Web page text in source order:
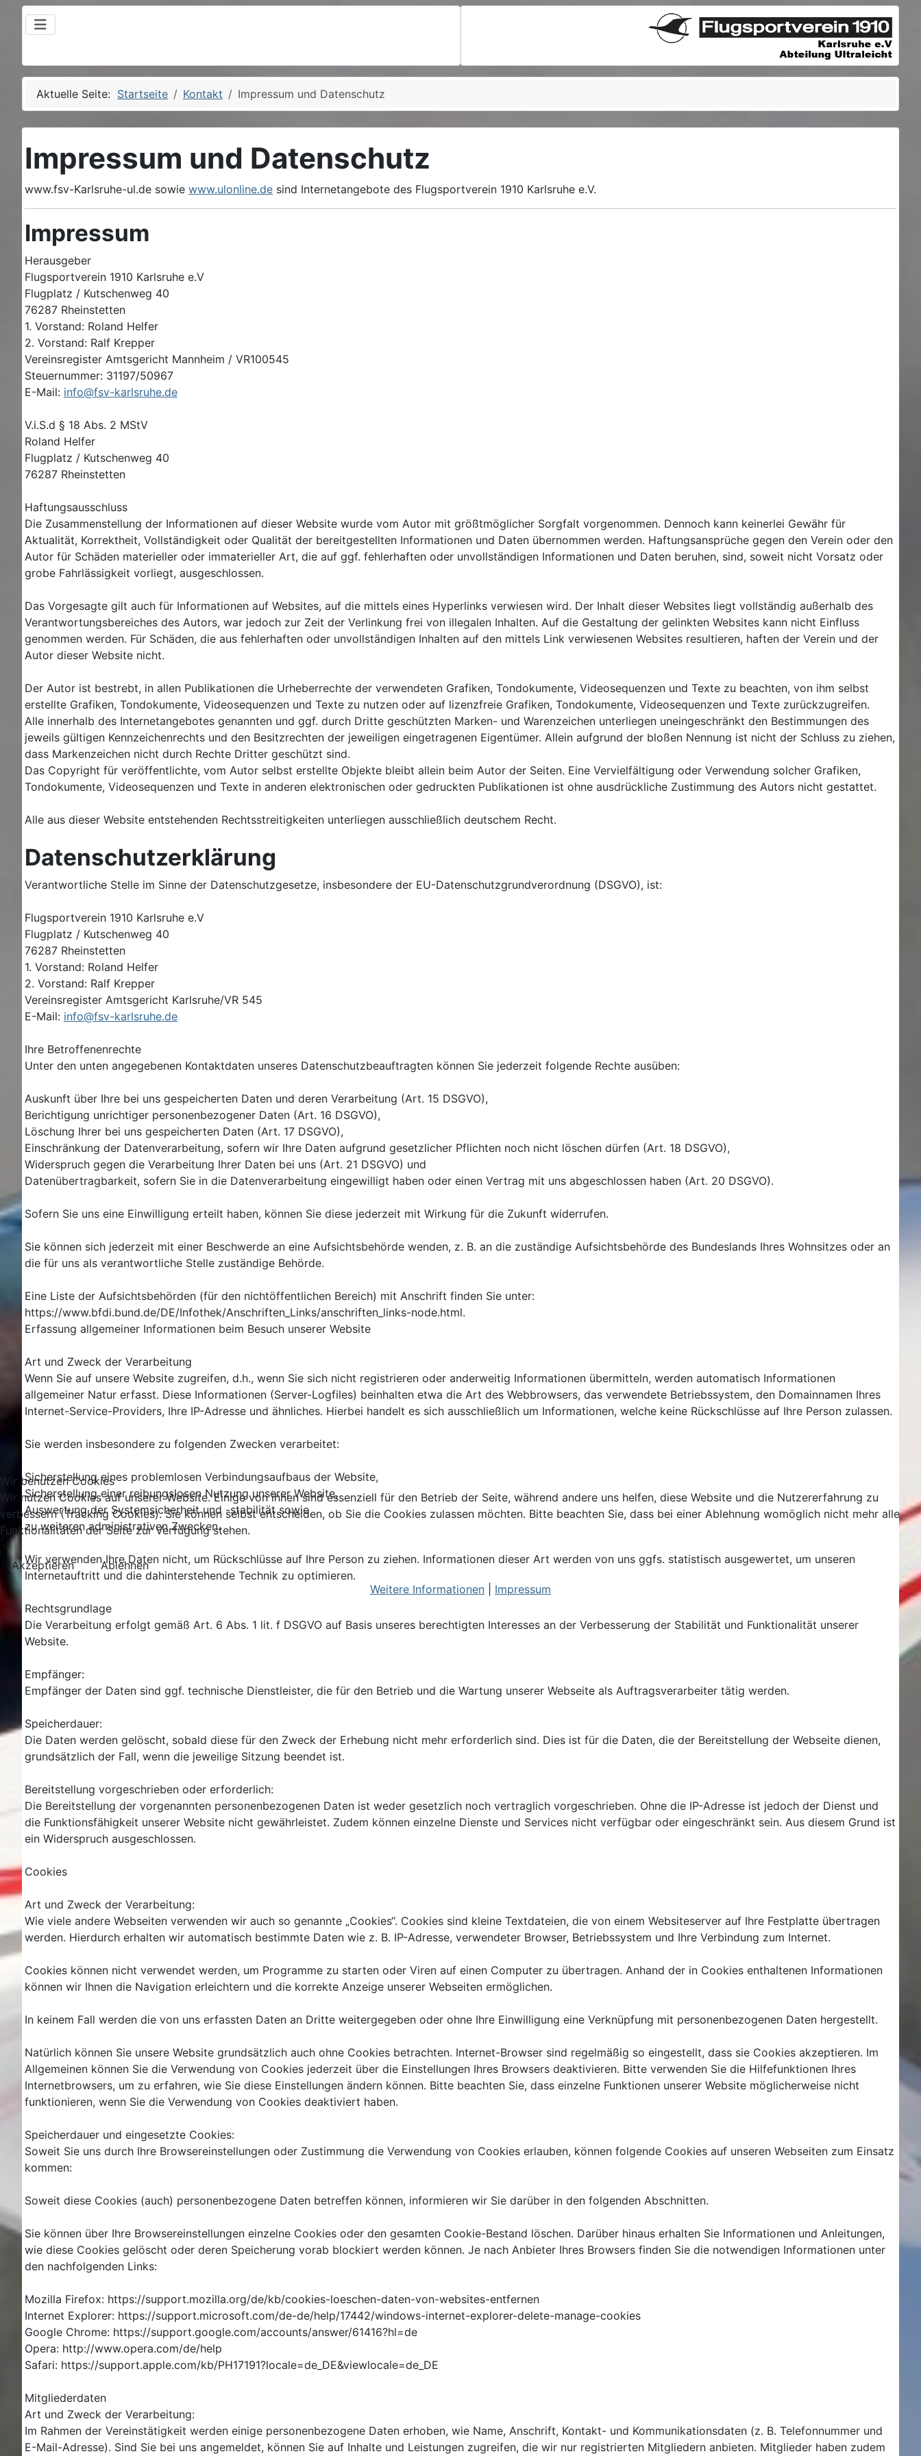
Aktuelle Seite: Startseite Kontakt Impressum und Datenschutz
Impressum und Datenschutz
www.fsv-Karlsruhe-ul.de sowie www.ulonline.de sind Internetangebote des Flugsportverein 1910 Karlsruhe e.V.
Impressum
Herausgeber
Flugsportverein 1910 Karlsruhe e.V
Flugplatz / Kutschenweg 40
76287 Rheinstetten
1. Vorstand: Roland Helfer
2. Vorstand: Ralf Krepper
Vereinsregister Amtsgericht Mannheim / VR100545
Steuernummer: 31197/50967
E-Mail: info@fsv-karlsruhe.de
V.i.S.d § 18 Abs. 2 MStV
Roland Helfer
Flugplatz / Kutschenweg 40
76287 Rheinstetten
Haftungsausschluss
Die Zusammenstellung der Informationen auf dieser Website wurde vom Autor mit größtmöglicher Sorgfalt vorgenommen. Dennoch kann keinerlei Gewähr für
Aktualität, Korrektheit, Vollständigkeit oder Qualität der bereitgestellten Informationen und Daten übernommen werden. Haftungsansprüche gegen den Verein oder den
Autor für Schäden materieller oder immaterieller Art, die auf ggf. fehlerhaften oder unvollständigen Informationen und Daten beruhen, sind, soweit nicht Vorsatz oder
grobe Fahrlässigkeit vorliegt, ausgeschlossen.
Das Vorgesagte gilt auch für Informationen auf Websites, auf die mittels eines Hyperlinks verwiesen wird. Der Inhalt dieser Websites liegt vollständig außerhalb des
Verantwortungsbereiches des Autors, war jedoch zur Zeit der Verlinkung frei von illegalen Inhalten. Auf die Gestaltung der gelinkten Websites kann nicht Einfluss
genommen werden. Für Schäden, die aus fehlerhaften oder unvollständigen Inhalten auf den mittels Link verwiesenen Websites resultieren, haften der Verein und der
Autor dieser Website nicht.
Der Autor ist bestrebt, in allen Publikationen die Urheberrechte der verwendeten Grafiken, Tondokumente, Videosequenzen und Texte zu beachten, von ihm selbst
erstellte Grafiken, Tondokumente, Videosequenzen und Texte zu nutzen oder auf lizenzfreie Grafiken, Tondokumente, Videosequenzen und Texte zurückzugreifen.
Alle innerhalb des Internetangebotes genannten und ggf. durch Dritte geschützten Marken- und Warenzeichen unterliegen uneingeschränkt den Bestimmungen des
jeweils gültigen Kennzeichenrechts und den Besitzrechten der jeweiligen eingetragenen Eigentümer. Allein aufgrund der bloßen Nennung ist nicht der Schluss zu ziehen,
dass Markenzeichen nicht durch Rechte Dritter geschützt sind.
Das Copyright für veröffentlichte, vom Autor selbst erstellte Objekte bleibt allein beim Autor der Seiten. Eine Vervielfältigung oder Verwendung solcher Grafiken,
Tondokumente, Videosequenzen und Texte in anderen elektronischen oder gedruckten Publikationen ist ohne ausdrückliche Zustimmung des Autors nicht gestattet.
Alle aus dieser Website entstehenden Rechtsstreitigkeiten unterliegen ausschließlich deutschem Recht.
Datenschutzerklärung
Verantwortliche Stelle im Sinne der Datenschutzgesetze, insbesondere der EU-Datenschutzgrundverordnung (DSGVO), ist:
Flugsportverein 1910 Karlsruhe e.V
Flugplatz / Kutschenweg 40
76287 Rheinstetten
1. Vorstand: Roland Helfer
2. Vorstand: Ralf Krepper
Vereinsregister Amtsgericht Karlsruhe/VR 545
E-Mail: info@fsv-karlsruhe.de
Ihre Betroffenenrechte
Unter den unten angegebenen Kontaktdaten unseres Datenschutzbeauftragten können Sie jederzeit folgende Rechte ausüben:
Auskunft über Ihre bei uns gespeicherten Daten und deren Verarbeitung (Art. 15 DSGVO),
Berichtigung unrichtiger personenbezogener Daten (Art. 16 DSGVO),
Löschung Ihrer bei uns gespeicherten Daten (Art. 17 DSGVO),
Einschränkung der Datenverarbeitung, sofern wir Ihre Daten aufgrund gesetzlicher Pflichten noch nicht löschen dürfen (Art. 18 DSGVO),
Widerspruch gegen die Verarbeitung Ihrer Daten bei uns (Art. 21 DSGVO) und
Datenübertragbarkeit, sofern Sie in die Datenverarbeitung eingewilligt haben oder einen Vertrag mit uns abgeschlossen haben (Art. 20 DSGVO).
Sofern Sie uns eine Einwilligung erteilt haben, können Sie diese jederzeit mit Wirkung für die Zukunft widerrufen.
Sie können sich jederzeit mit einer Beschwerde an eine Aufsichtsbehörde wenden, z. B. an die zuständige Aufsichtsbehörde des Bundeslands Ihres Wohnsitzes oder an
die für uns als verantwortliche Stelle zuständige Behörde.
Eine Liste der Aufsichtsbehörden (für den nichtöffentlichen Bereich) mit Anschrift finden Sie unter:
https://www.bfdi.bund.de/DE/Infothek/Anschriften_Links/anschriften_links-node.html.
Erfassung allgemeiner Informationen beim Besuch unserer Website
Art und Zweck der Verarbeitung
Wenn Sie auf unsere Website zugreifen, d.h., wenn Sie sich nicht registrieren oder anderweitig Informationen übermitteln, werden automatisch Informationen
allgemeiner Natur erfasst. Diese Informationen (Server-Logfiles) beinhalten etwa die Art des Webbrowsers, das verwendete Betriebssystem, den Domainnamen Ihres
Internet-Service-Providers, Ihre IP-Adresse und ähnliches. Hierbei handelt es sich ausschließlich um Informationen, welche keine Rückschlüsse auf Ihre Person zulassen.
Sie werden insbesondere zu folgenden Zwecken verarbeitet:
Sicherstellung eines problemlosen Verbindungsaufbaus der Website,
Sicherstellung einer reibungslosen Nutzung unserer Website,
Auswertung der Systemsicherheit und -stabilität sowie
zu weiteren administrativen Zwecken.
Wir verwenden Ihre Daten nicht, um Rückschlüsse auf Ihre Person zu ziehen. Informationen dieser Art werden von uns ggfs. statistisch ausgewertet, um unseren
Internetauftritt und die dahinterstehende Technik zu optimieren.
Rechtsgrundlage
Die Verarbeitung erfolgt gemäß Art. 6 Abs. 1 lit. f DSGVO auf Basis unseres berechtigten Interesses an der Verbesserung der Stabilität und Funktionalität unserer
Website.
Empfänger:
Empfänger der Daten sind ggf. technische Dienstleister, die für den Betrieb und die Wartung unserer Webseite als Auftragsverarbeiter tätig werden.
Speicherdauer:
Die Daten werden gelöscht, sobald diese für den Zweck der Erhebung nicht mehr erforderlich sind. Dies ist für die Daten, die der Bereitstellung der Webseite dienen,
grundsätzlich der Fall, wenn die jeweilige Sitzung beendet ist.
Bereitstellung vorgeschrieben oder erforderlich:
Die Bereitstellung der vorgenannten personenbezogenen Daten ist weder gesetzlich noch vertraglich vorgeschrieben. Ohne die IP-Adresse ist jedoch der Dienst und
die Funktionsfähigkeit unserer Website nicht gewährleistet. Zudem können einzelne Dienste und Services nicht verfügbar oder eingeschränkt sein. Aus diesem Grund ist
ein Widerspruch ausgeschlossen.
Cookies
Art und Zweck der Verarbeitung:
Wie viele andere Webseiten verwenden wir auch so genannte „Cookies“. Cookies sind kleine Textdateien, die von einem Websiteserver auf Ihre Festplatte übertragen
werden. Hierdurch erhalten wir automatisch bestimmte Daten wie z. B. IP-Adresse, verwendeter Browser, Betriebssystem und Ihre Verbindung zum Internet.
Cookies können nicht verwendet werden, um Programme zu starten oder Viren auf einen Computer zu übertragen. Anhand der in Cookies enthaltenen Informationen
können wir Ihnen die Navigation erleichtern und die korrekte Anzeige unserer Webseiten ermöglichen.
In keinem Fall werden die von uns erfassten Daten an Dritte weitergegeben oder ohne Ihre Einwilligung eine Verknüpfung mit personenbezogenen Daten hergestellt.
Natürlich können Sie unsere Website grundsätzlich auch ohne Cookies betrachten. Internet-Browser sind regelmäßig so eingestellt, dass sie Cookies akzeptieren. Im
Allgemeinen können Sie die Verwendung von Cookies jederzeit über die Einstellungen Ihres Browsers deaktivieren. Bitte verwenden Sie die Hilfefunktionen Ihres
Internetbrowsers, um zu erfahren, wie Sie diese Einstellungen ändern können. Bitte beachten Sie, dass einzelne Funktionen unserer Website möglicherweise nicht
funktionieren, wenn Sie die Verwendung von Cookies deaktiviert haben.
Speicherdauer und eingesetzte Cookies:
Soweit Sie uns durch Ihre Browsereinstellungen oder Zustimmung die Verwendung von Cookies erlauben, können folgende Cookies auf unseren Webseiten zum Einsatz
kommen:
Soweit diese Cookies (auch) personenbezogene Daten betreffen können, informieren wir Sie darüber in den folgenden Abschnitten.
Sie können über Ihre Browsereinstellungen einzelne Cookies oder den gesamten Cookie-Bestand löschen. Darüber hinaus erhalten Sie Informationen und Anleitungen,
wie diese Cookies gelöscht oder deren Speicherung vorab blockiert werden können. Je nach Anbieter Ihres Browsers finden Sie die notwendigen Informationen unter
den nachfolgenden Links:
Mozilla Firefox: https://support.mozilla.org/de/kb/cookies-loeschen-daten-von-websites-entfernen
Internet Explorer: https://support.microsoft.com/de-de/help/17442/windows-internet-explorer-delete-manage-cookies
Google Chrome: https://support.google.com/accounts/answer/61416?hl=de
Opera: http://www.opera.com/de/help
Safari: https://support.apple.com/kb/PH17191?locale=de_DE&viewlocale=de_DE
Mitgliederdaten
Art und Zweck der Verarbeitung:
Im Rahmen der Vereinstätigkeit werden einige personenbezogene Daten erhoben, wie Name, Anschrift, Kontakt- und Kommunikationsdaten (z. B. Telefonnummer und
E-Mail-Adresse). Sind Sie bei uns angemeldet, können Sie auf Inhalte und Leistungen zugreifen, die wir nur registrierten Mitgliedern anbieten. Mitglieder haben zudem
Wir benutzen Cookies
Wir nutzen Cookies auf unserer Website. Einige von ihnen sind essenziell für den Betrieb der Seite, während andere uns helfen, diese Website und die Nutzererfahrung zu
verbessern (Tracking Cookies). Sie können selbst entscheiden, ob Sie die Cookies zulassen möchten. Bitte beachten Sie, dass bei einer Ablehnung womöglich nicht mehr alle
Funktionalitäten der Seite zur Verfügung stehen.
Akzeptieren
Ablehnen
Weitere Informationen
Impressum